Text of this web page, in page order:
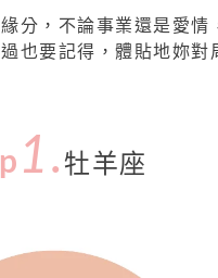
分，不論事業還是愛情
也要記得，體貼地妳對
1. 牡羊座